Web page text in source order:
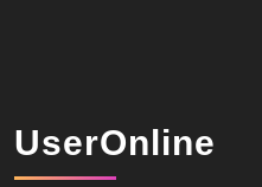
UserOnline